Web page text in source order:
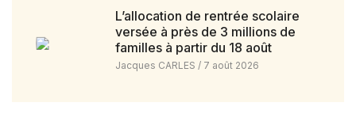
L’allocation de rentrée scolaire
versée à près de 3 millions de
familles à partir du 18 août
Jacques CARLES 7 août 2026